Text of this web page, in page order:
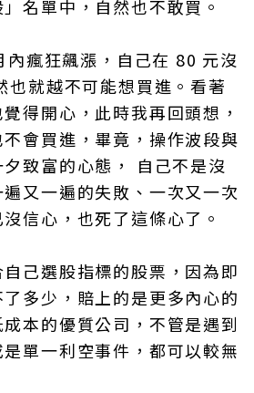
名單中，自然也不敢買。
內瘋狂飆漲，自己在 80 元沒
也就越不可能想買進。看著
得開心，此時我再回頭想，
會買進，畢竟，操作波段與
致富的心態， 自己不是沒
又一遍的失敗、一次又一次
信心，也死了這條心了。
己選股指標的股票，因為即
多少，賠上的是更多內心的
本的優質公司，不管是遇到
單一利空事件，都可以較無